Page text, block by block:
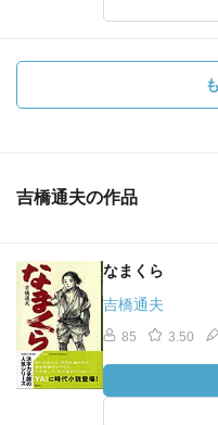
吉橋通夫の作品
なまくら
吉橋通夫
85 3.50